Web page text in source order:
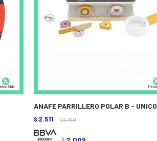
ANAFE PARRILLERO POLAR B - UNICO
$ 2.511 $ 2.790